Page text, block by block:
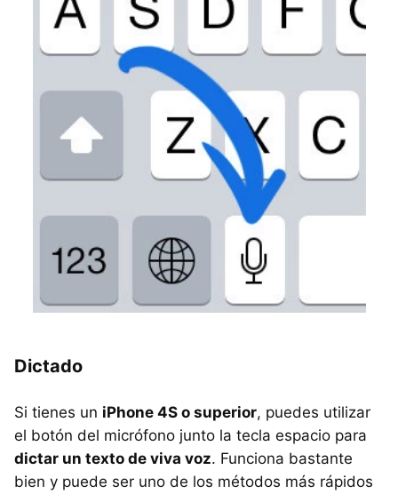
Dictado
Si tienes un iPhone 4S o superior, puedes utilizar
el botón del micrófono junto la tecla espacio para
dictar un texto de viva voz. Funciona bastante
bien y puede ser uno de los métodos más rápidos